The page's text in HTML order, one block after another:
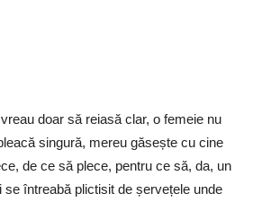
doar să reiasă clar, o femeie nu
singură, mereu găsește cu cine
de ce să plece, pentru ce să, da, un
se întreabă plictisit de șervețele unde